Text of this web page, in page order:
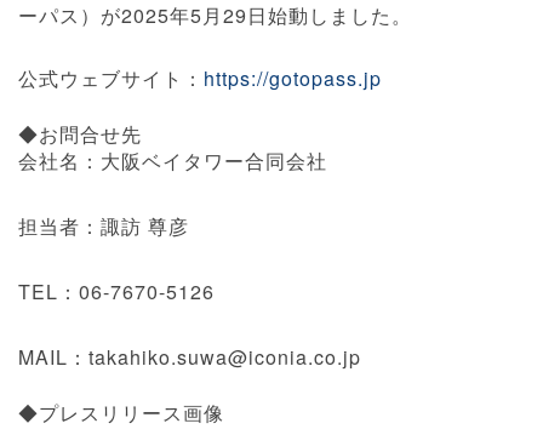
ーパス）が2025年5月29日始動しました。
公式ウェブサイト： https://gotopass.jp
◆お問合せ先
会社名：大阪ベイタワー合同会社
担当者：諏訪 尊彦
TEL：06-7670-5126
MAIL：takahiko.suwa@iconia.co.jp
◆プレスリリース画像